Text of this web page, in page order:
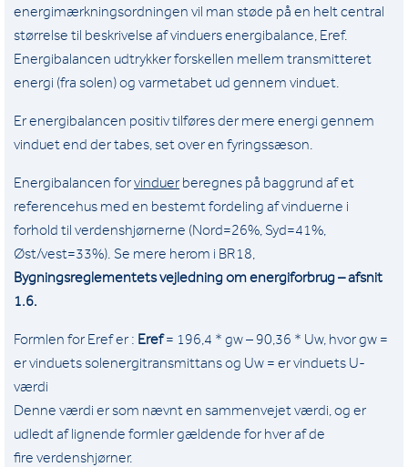
energimærkningsordningen vil man støde på en helt central
størrelse til beskrivelse af vinduers energibalance, Eref.
Energibalancen udtrykker forskellen mellem transmitteret
energi (fra solen) og varmetabet ud gennem vinduet.
Er energibalancen positiv tilføres der mere energi gennem
vinduet end der tabes, set over en fyringssæson.
Energibalancen forvinduer beregnes på baggrund af et
referencehus med en bestemt fordeling af vinduerne i
forhold til verdenshjørnerne (Nord=26%, Syd=41%,
Øst/vest=33%). Se mere herom i BR18,
Bygningsreglementets vejledning om energiforbrug – afsnit
1.6.
Formlen for Eref er : Eref= 196,4 * gw – 90,36 * Uw, hvor gw =
er vinduets solenergitransmittans og Uw = er vinduets U-
værdi
Denne værdi er som nævnt en sammenvejet værdi, og er
udledt af lignende formler gældende for hver af de
fire verdenshjørner.